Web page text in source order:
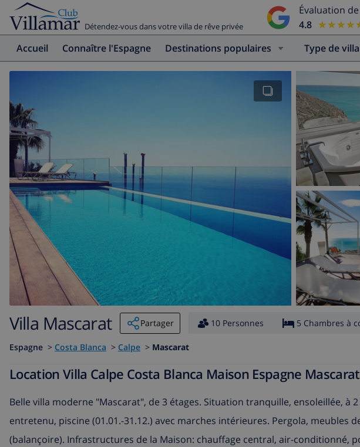
Détendez-vous dans votre villa de rêve privée
Évaluation
4.8
Accueil Connaître l'Espagne Destinations populaires Type de villa
Villa Mascarat Partager 10 Personnes 5 Chambres à
Espagne > Costa Blanca > Calpe > Mascarat
Location Villa Calpe Costa Blanca Maison Espagne Mascarat
Belle villa moderne "Mascarat", de 3 étages. Situation tranquille, ensoleillée, à
entretenu, piscine (01.01.-31.12.) avec marches intérieures. Pergola, meubles
(balançoire). Infrastructures de la Maison: chauffage central, air-conditionné,